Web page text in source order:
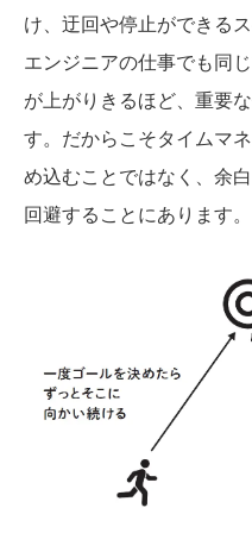
け、迂回や停止ができる
エンジニアの仕事でも同
が上がりきるほど、重要
す。だからこそタイムマ
め込むことではなく、余
回避することにあります。